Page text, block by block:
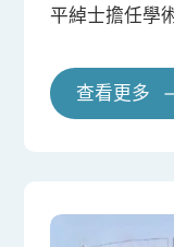
平綽士擔任學
向，註重學術
式，為學生升
查看更多